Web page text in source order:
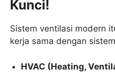
Kunci!
Sistem ventilasi modern
kerja sama dengan
HVAC (Heating,